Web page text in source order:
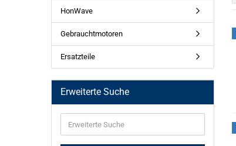
HonWave
Gebrauchtmotoren
Ersatzteile
Erweiterte Suche
Suche